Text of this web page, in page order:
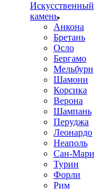
Искусственный
камень
Анкона
Бретань
Осло
Бергамо
Мельбурн
Шамони
Корсика
Верона
Шампань
Перуджа
Леонардо
Неаполь
Сан-
Турин
Форли
Рим